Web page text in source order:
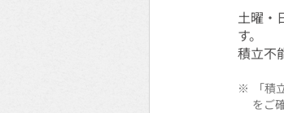
土曜・
す。
積立不
※
「
をご